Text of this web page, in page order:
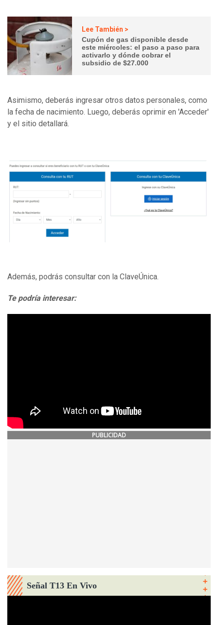
Lee También >
Cupón de gas disponible desde
este miércoles: el paso a paso para
activarlo y dónde cobrar el
subsidio de $27.000
Asimismo, deberás ingresar otros datos personales, como
la fecha de nacimiento. Luego, deberás oprimir en 'Acceder'
y el sitio detallará.
Además, podrás consultar con la ClaveÚnica.
Te podría interesar:
PUBLICIDAD
Señal T13 En Vivo